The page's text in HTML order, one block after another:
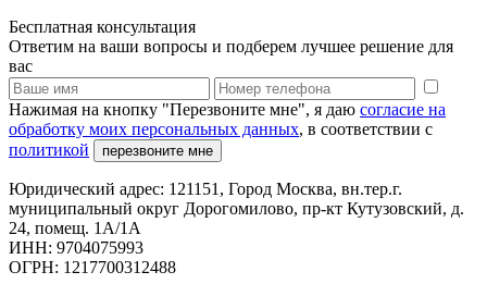
Бесплатная консультация
Ответим на ваши вопросы и подберем лучшее решение для
вас
Нажимая на кнопку "Перезвоните мне", я даю согласие на
обработку моих персональных данных, в соответствии с
политикой
перезвоните мне
Юридический адрес: 121151, Город Москва, вн.тер.г.
муниципальный округ Дорогомилово, пр-кт Кутузовский, д.
24, помещ. 1А/1А
ИНН: 9704075993
ОГРН: 1217700312488